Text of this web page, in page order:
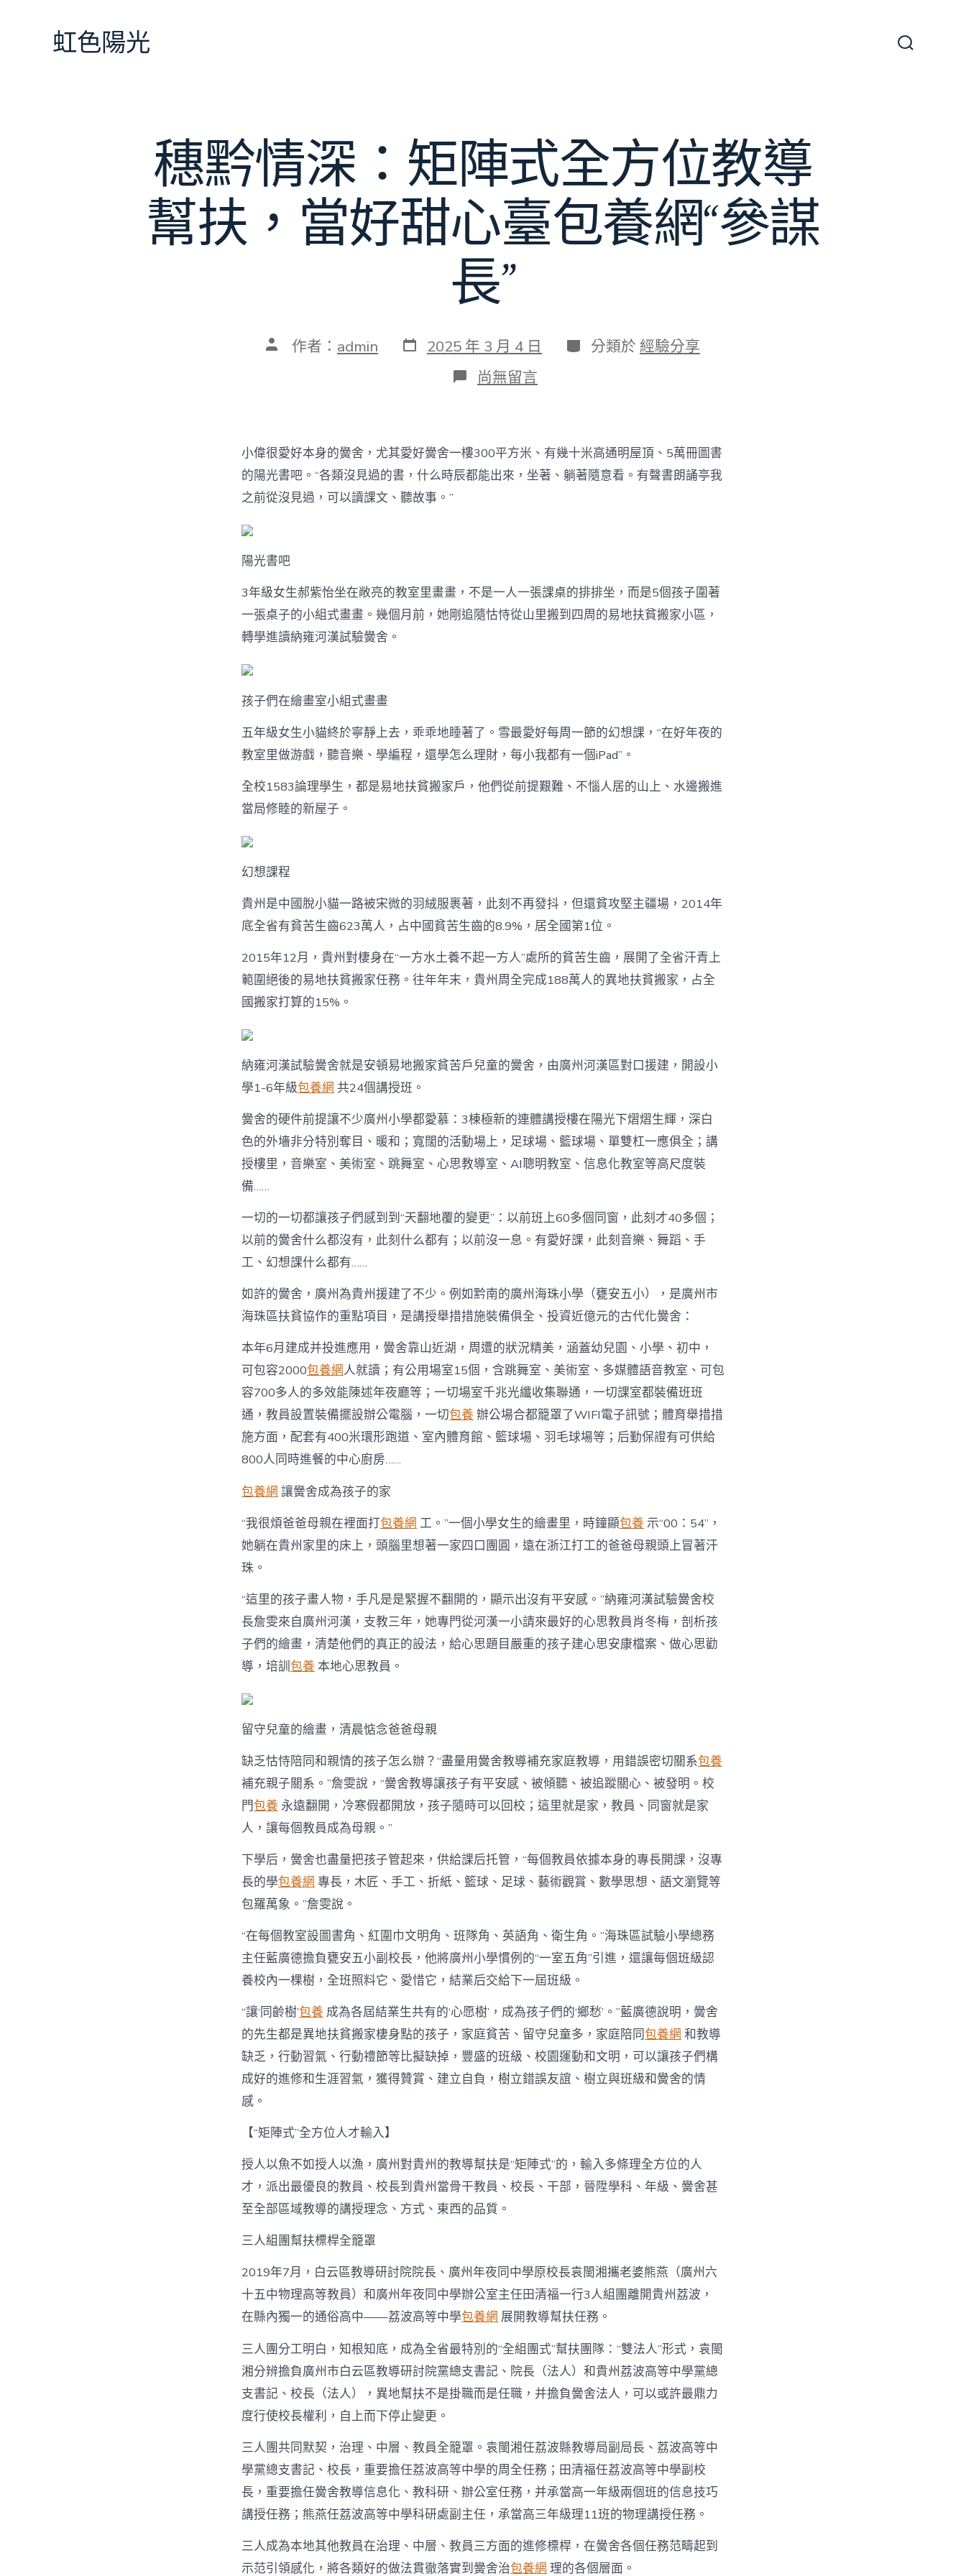
虹色陽光
穗黔情深：矩陣式全方位教導
幫扶，當好甜心臺包養網“參謀
長”
文 作者： admin 發
表
2025 年 3 月 4 日 分
類
分類於 經驗分享
在
〈穗
矩
陣
式
當
好
甜
長”〉
中
尚無留言
小偉很愛好本身的黌舍，尤其愛好黌舍一樓300平方米、有幾十米高通明屋頂、5萬冊圖書
的陽光書吧。“各類沒見過的書，什么時辰都能出來，坐著、躺著隨意看。有聲書朗誦亭我
之前從沒見過，可以讀課文、聽故事。”
陽光書吧
3年級女生郝紫怡坐在敞亮的教室里畫畫，不是一人一張課桌的排排坐，而是5個孩子圍著
一張桌子的小組式畫畫。幾個月前，她剛追隨怙恃從山里搬到四周的易地扶貧搬家小區，
轉學進讀納雍河漢試驗黌舍。
孩子們在繪畫室小組式畫畫
五年級女生小貓終於寧靜上去，乖乖地睡著了。雪最愛好每周一節的幻想課，“在好年夜的
教室里做游戲，聽音樂、學編程，還學怎么理財，每小我都有一個iPad”。
全校1583論理學生，都是易地扶貧搬家戶，他們從前提艱難、不惱人居的山上、水邊搬進
當局修睦的新屋子。
幻想課程
貴州是中國脫小貓一路被宋微的羽絨服裹著，此刻不再發抖，但還貧攻堅主疆場，2014年
底全省有貧苦生齒623萬人，占中國貧苦生齒的8.9%，居全國第1位。
2015年12月，貴州對棲身在“一方水土養不起一方人”處所的貧苦生齒，展開了全省汗青上
範圍絕後的易地扶貧搬家任務。往年年末，貴州周全完成188萬人的異地扶貧搬家，占全
國搬家打算的15%。
納雍河漢試驗黌舍就是安頓易地搬家貧苦戶兒童的黌舍，由廣州河漢區對口援建，開設小
學1-6年級包養網 共24個講授班。
黌舍的硬件前提讓不少廣州小學都愛慕：3棟極新的連體講授樓在陽光下熠熠生輝，深白
色的外墻非分特別奪目、暖和；寬闊的活動場上，足球場、籃球場、單雙杠一應俱全；講
授樓里，音樂室、美術室、跳舞室、心思教導室、AI聰明教室、信息化教室等高尺度裝
備……
一切的一切都讓孩子們感到到“天翻地覆的變更”：以前班上60多個同窗，此刻才40多個；
以前的黌舍什么都沒有，此刻什么都有；以前沒一息。有愛好課，此刻音樂、舞蹈、手
工、幻想課什么都有……
如許的黌舍，廣州為貴州援建了不少。例如黔南的廣州海珠小學（甕安五小），是廣州市
海珠區扶貧協作的重點項目，是講授舉措措施裝備俱全、投資近億元的古代化黌舍：
本年6月建成并投進應用，黌舍靠山近湖，周遭的狀況精美，涵蓋幼兒園、小學、初中，
可包容2000包養網人就讀；有公用場室15個，含跳舞室、美術室、多媒體語音教室、可包
容700多人的多效能陳述年夜廳等；一切場室千兆光纖收集聯通，一切課室都裝備班班
通，教員設置裝備擺設辦公電腦，一切包養 辦公場合都籠罩了WIFI電子訊號；體育舉措措
施方面，配套有400米環形跑道、室內體育館、籃球場、羽毛球場等；后勤保證有可供給
800人同時進餐的中心廚房……
包養網 讓黌舍成為孩子的家
“我很煩爸爸母親在裡面打包養網 工。”一個小學女生的繪畫里，時鐘顯包養 示“00：54”，
她躺在貴州家里的床上，頭腦里想著一家四口團圓，遠在浙江打工的爸爸母親頭上冒著汗
珠。
“這里的孩子畫人物，手凡是是緊握不翻開的，顯示出沒有平安感。”納雍河漢試驗黌舍校
長詹雯來自廣州河漢，支教三年，她專門從河漢一小請來最好的心思教員肖冬梅，剖析孩
子們的繪畫，清楚他們的真正的設法，給心思題目嚴重的孩子建心思安康檔案、做心思勸
導，培訓包養 本地心思教員。
留守兒童的繪畫，清晨惦念爸爸母親
缺乏怙恃陪同和親情的孩子怎么辦？“盡量用黌舍教導補充家庭教導，用錯誤密切關系包養
補充親子關系。”詹雯說，“黌舍教導讓孩子有平安感、被傾聽、被追蹤關心、被發明。校
門包養 永遠翻開，冷寒假都開放，孩子隨時可以回校；這里就是家，教員、同窗就是家
人，讓每個教員成為母親。”
下學后，黌舍也盡量把孩子管起來，供給課后托管，“每個教員依據本身的專長開課，沒專
長的學包養網 專長，木匠、手工、折紙、籃球、足球、藝術觀賞、數學思想、語文瀏覽等
包羅萬象。”詹雯說。
“在每個教室設圖書角、紅圍巾文明角、班隊角、英語角、衛生角。”海珠區試驗小學總務
主任藍廣德擔負甕安五小副校長，他將廣州小學慣例的“一室五角”引進，還讓每個班級認
養校內一棵樹，全班照料它、愛惜它，結業后交給下一屆班級。
“讓‘同齡樹’包養 成為各屆結業生共有的‘心愿樹’，成為孩子們的‘鄉愁’。”藍廣德說明，黌舍
的先生都是異地扶貧搬家棲身點的孩子，家庭貧苦、留守兒童多，家庭陪同包養網 和教導
缺乏，行動習氣、行動禮節等比擬缺掉，豐盛的班級、校園運動和文明，可以讓孩子們構
成好的進修和生涯習氣，獲得贊賞、建立自負，樹立錯誤友誼、樹立與班級和黌舍的情
感。
【“矩陣式”全方位人才輸入】
授人以魚不如授人以漁，廣州對貴州的教導幫扶是“矩陣式”的，輸入多條理全方位的人
才，派出最優良的教員、校長到貴州當骨干教員、校長、干部，晉陞學科、年級、黌舍甚
至全部區域教導的講授理念、方式、東西的品質。
三人組團幫扶標桿全籠罩
2019年7月，白云區教導研討院院長、廣州年夜同中學原校長袁閩湘攜老婆熊燕（廣州六
十五中物理高等教員）和廣州年夜同中學辦公室主任田清福一行3人組團離開貴州荔波，
在縣內獨一的通俗高中——荔波高等中學包養網 展開教導幫扶任務。
三人團分工明白，知根知底，成為全省最特別的“全組團式”幫扶團隊：“雙法人”形式，袁閩
湘分辨擔負廣州市白云區教導研討院黨總支書記、院長（法人）和貴州荔波高等中學黨總
支書記、校長（法人），異地幫扶不是掛職而是任職，并擔負黌舍法人，可以或許最鼎力
度行使校長權利，自上而下停止變更。
三人團共同默契，治理、中層、教員全籠罩。袁閩湘任荔波縣教導局副局長、荔波高等中
學黨總支書記、校長，重要擔任荔波高等中學的周全任務；田清福任荔波高等中學副校
長，重要擔任黌舍教導信息化、教科研、辦公室任務，并承當高一年級兩個班的信息技巧
講授任務；熊燕任荔波高等中學科研處副主任，承當高三年級理11班的物理講授任務。
三人成為本地其他教員在治理、中層、教員三方面的進修標桿，在黌舍各個任務范疇起到
示范引領感化，將各類好的做法貫徹落實到黌舍治包養網 理的各個層面。